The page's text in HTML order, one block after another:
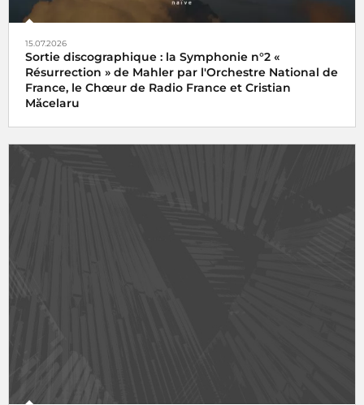
15.07.2026
Sortie discographique : la Symphonie n°2 «
Résurrection » de Mahler par l'Orchestre National de
France, le Chœur de Radio France et Cristian
Măcelaru